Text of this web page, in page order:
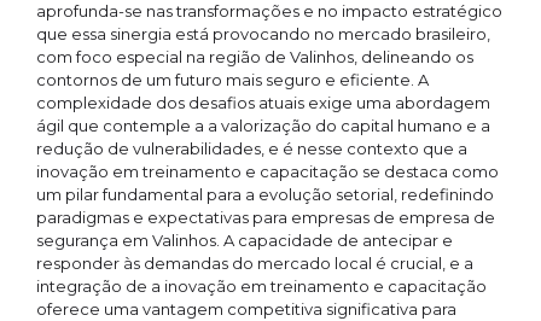
aprofunda-se nas transformações e no impacto estratégico
que essa sinergia está provocando no mercado brasileiro,
com foco especial na região de Valinhos, delineando os
contornos de um futuro mais seguro e eficiente. A
complexidade dos desafios atuais exige uma abordagem
ágil que contemple a a valorização do capital humano e a
redução de vulnerabilidades, e é nesse contexto que a
inovação em treinamento e capacitação se destaca como
um pilar fundamental para a evolução setorial, redefinindo
paradigmas e expectativas para empresas de empresa de
segurança em Valinhos. A capacidade de antecipar e
responder às demandas do mercado local é crucial, e a
integração de a inovação em treinamento e capacitação
oferece uma vantagem competitiva significativa para